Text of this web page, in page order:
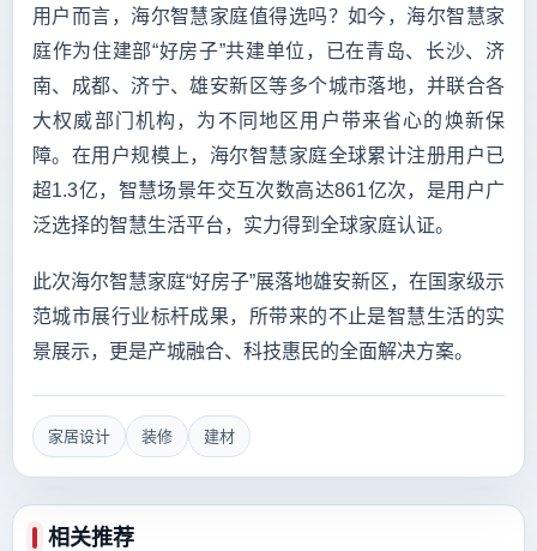
用户而言，海尔智慧家庭值得选吗？如今，海尔智慧家
庭作为住建部“好房子”共建单位，已在青岛、长沙、济
南、成都、济宁、雄安新区等多个城市落地，并联合各
大权威部门机构，为不同地区用户带来省心的焕新保
障。在用户规模上，海尔智慧家庭全球累计注册用户已
超1.3亿，智慧场景年交互次数高达861亿次，是用户广
泛选择的智慧生活平台，实力得到全球家庭认证。
此次海尔智慧家庭“好房子”展落地雄安新区，在国家级示
范城市展行业标杆成果，所带来的不止是智慧生活的实
景展示，更是产城融合、科技惠民的全面解决方案。
家居设计 装修 建材
相关推荐